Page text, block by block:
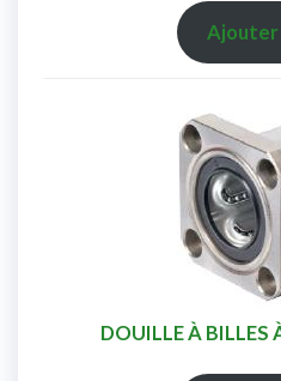
Ajouter
DOUILLE À BILLES